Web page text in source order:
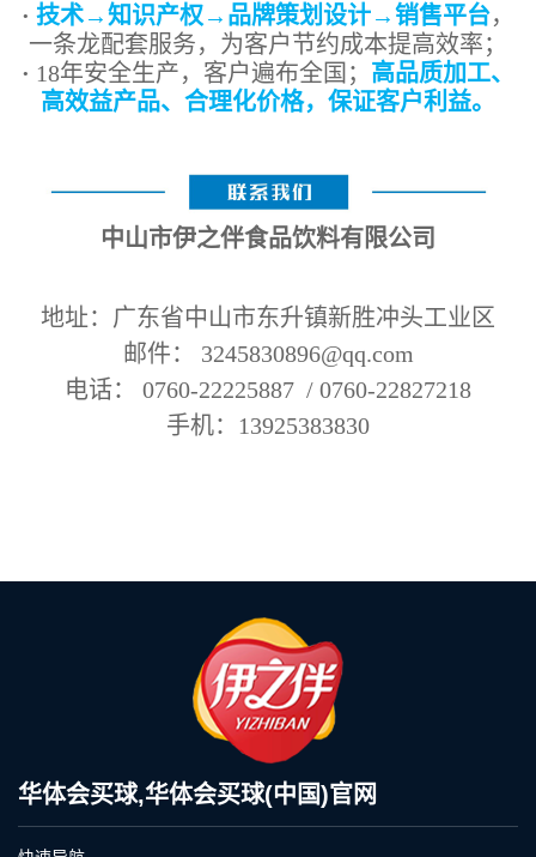
· 技术→知识产权→品牌策划设计→销售平台，
一条龙配套服务，为客户节约成本提高效率；
· 18年安全生产，客户遍布全国； 高品质加工、
高效益产品、合理化价格，保证客户利益。
中山市伊之伴食品饮料有限公司
地址：广东省中山市东升镇新胜冲头工业区
邮件： 3245830896@qq.com
电话： 0760-22225887 / 0760-22827218
手机：13925383830
华体会买球,华体会买球(中国)官网